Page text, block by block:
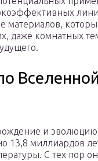
материалов,
даже комнатных
Вселенной
и эволюцию
миллиардов
С тех пор